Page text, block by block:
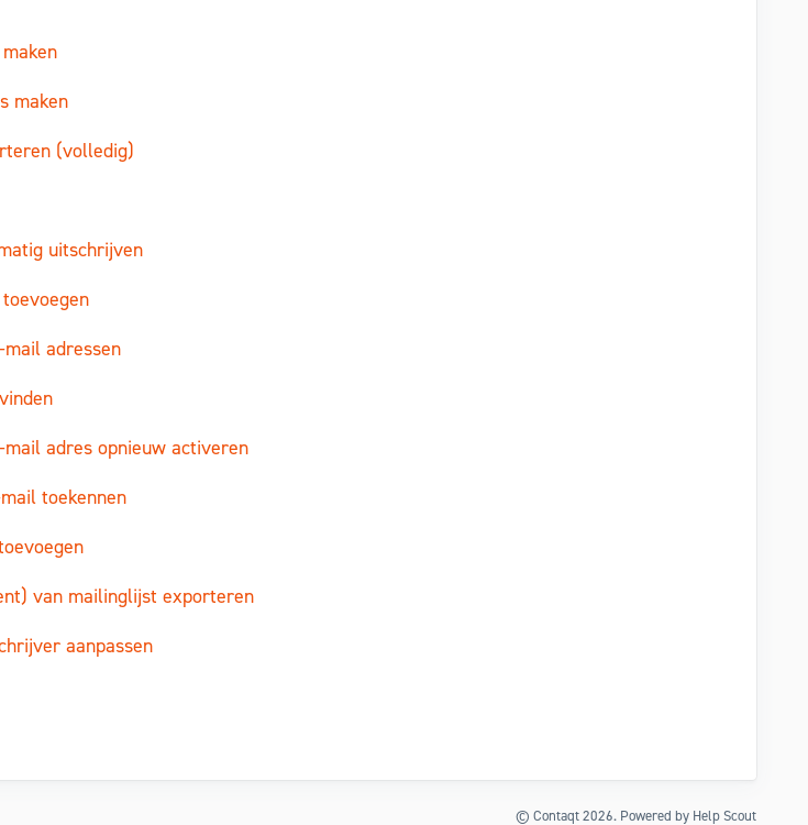
maken
(volledig)
uitschrijven
adressen
adres opnieuw activeren
toekennen
van mailinglijst exporteren
aanpassen
© Contaqt2026. Powered by Help Scout